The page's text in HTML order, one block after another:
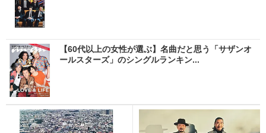
【60代以上の女性が選ぶ】名曲だと思う「サザンオ
ールスターズ」のシングルランキン...